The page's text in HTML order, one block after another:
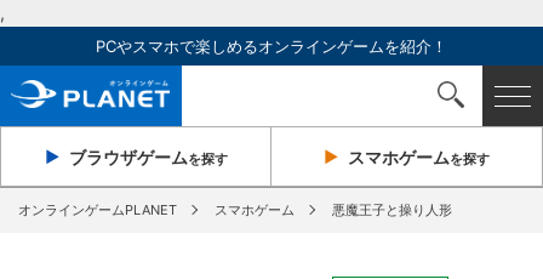
,
PCやスマホで楽しめるオンラインゲームを紹介！
ブラウザゲームを探す スマホゲームを探す
オンラインゲームPLANET スマホゲーム 悪魔王子と操り人形